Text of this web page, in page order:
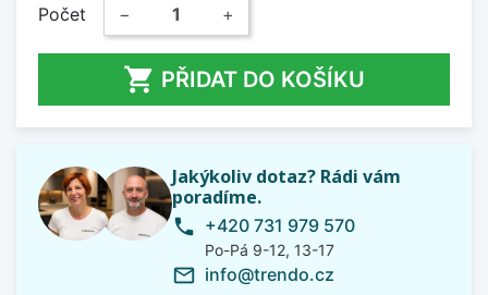
Počet − +
 PŘIDAT DO KOŠÍKU
Jakýkoliv dotaz? Rádi vám
poradíme.
phone +420 731 979 570
Po-Pá 9-12, 13-17
mail_outline info@trendo.cz